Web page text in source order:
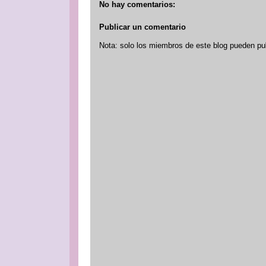
No hay comentarios:
Publicar un comentario
Nota: solo los miembros de este blog pueden